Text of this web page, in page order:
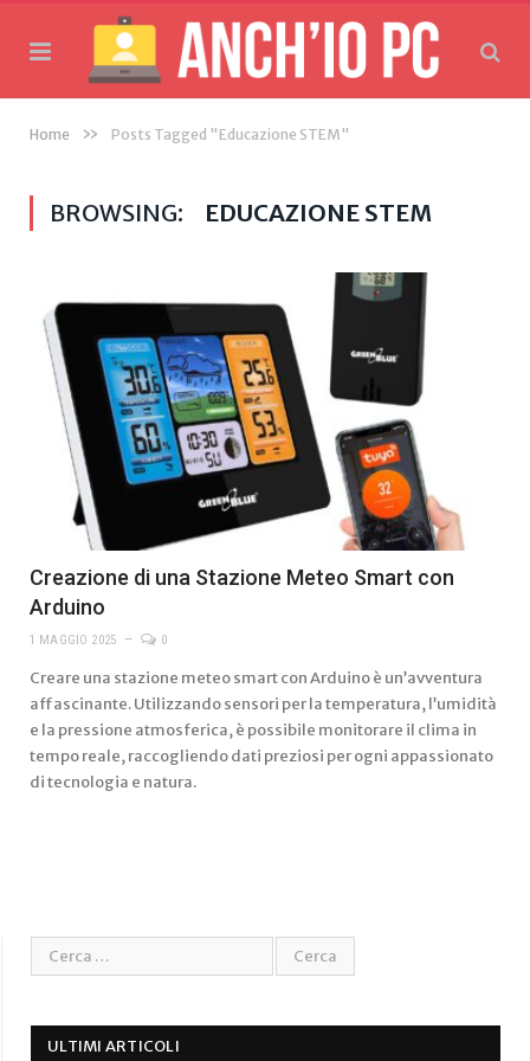
Home » Posts Tagged "Educazione STEM"
BROWSING: EDUCAZIONE STEM
Creazione di una Stazione Meteo Smart con
Arduino
1 MAGGIO 2025 0
Creare una stazione meteo smart con Arduino è un’avventura
affascinante. Utilizzando sensori per la temperatura, l’umidità
e la pressione atmosferica, è possibile monitorare il clima in
tempo reale, raccogliendo dati preziosi per ogni appassionato
di tecnologia e natura.
ULTIMI ARTICOLI